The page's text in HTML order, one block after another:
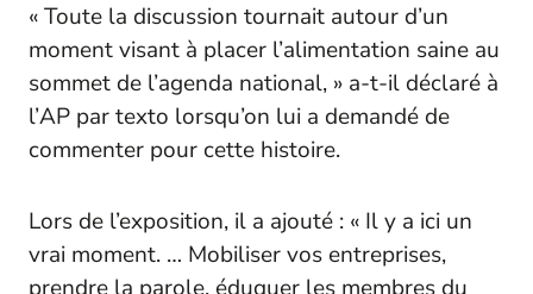
« Toute la discussion tournait autour d’un
moment visant à placer l’alimentation saine au
sommet de l’agenda national, » a-t-il déclaré à
l’AP par texto lorsqu’on lui a demandé de
commenter pour cette histoire.
Lors de l’exposition, il a ajouté : « Il y a ici un
vrai moment. … Mobiliser vos entreprises,